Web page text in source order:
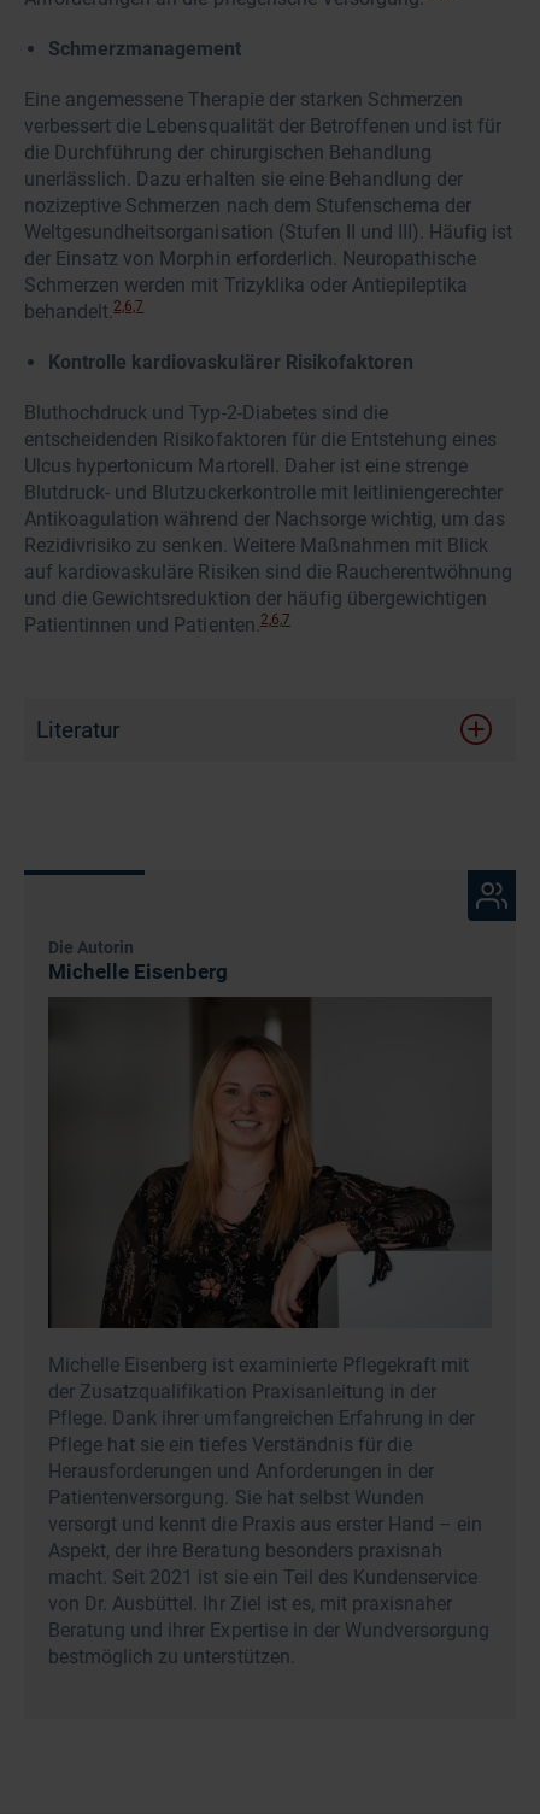
Schmerzmanagement
Eine angemessene Therapie der starken Schmerzen
verbessert die Lebensqualität der Betroffenen und ist für
die Durchführung der chirurgischen Behandlung
unerlässlich. Dazu erhalten sie eine Behandlung der
nozizeptive Schmerzen nach dem Stufenschema der
Weltgesundheitsorganisation (Stufen II und III). Häufig ist
der Einsatz von Morphin erforderlich. Neuropathische
Schmerzen werden mit Trizyklika oder Antiepileptika
behandelt.2,6,7
Kontrolle kardiovaskulärer Risikofaktoren
Bluthochdruck und Typ-2-Diabetes sind die
entscheidenden Risikofaktoren für die Entstehung eines
Ulcus hypertonicum Martorell. Daher ist eine strenge
Blutdruck- und Blutzuckerkontrolle mit leitliniengerechter
Antikoagulation während der Nachsorge wichtig, um das
Rezidivrisiko zu senken. Weitere Maßnahmen mit Blick
auf kardiovaskuläre Risiken sind die Raucherentwöhnung
und die Gewichtsreduktion der häufig übergewichtigen
Patientinnen und Patienten. 2,6,7
Literatur
Die Autorin
Michelle Eisenberg
Michelle Eisenberg ist examinierte Pflegekraft mit
der Zusatzqualifikation Praxisanleitung in der
Pflege. Dank ihrer umfangreichen Erfahrung in der
Pflege hat sie ein tiefes Verständnis für die
Herausforderungen und Anforderungen in der
Patientenversorgung. Sie hat selbst Wunden
versorgt und kennt die Praxis aus erster Hand – ein
Aspekt, der ihre Beratung besonders praxisnah
macht. Seit 2021 ist sie ein Teil des Kundenservice
von Dr. Ausbüttel. Ihr Ziel ist es, mit praxisnaher
Beratung und ihrer Expertise in der Wundversorgung
bestmöglich zu unterstützen.